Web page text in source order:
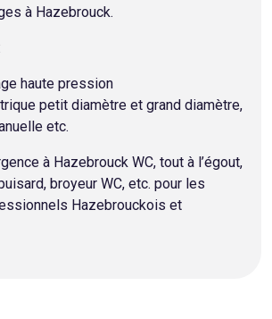
à Hazebrouck.
haute pression
petit diamètre et grand diamètre,
etc.
à Hazebrouck WC, tout à l’égout,
broyeur WC, etc. pour les
Hazebrouckois et